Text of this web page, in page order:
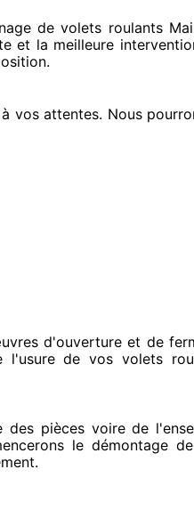
de volets roulants
et la meilleure
.
vos attentes. Nous
d'ouverture et de
l'usure de vos volets
pièces voire de
ledémontage
.